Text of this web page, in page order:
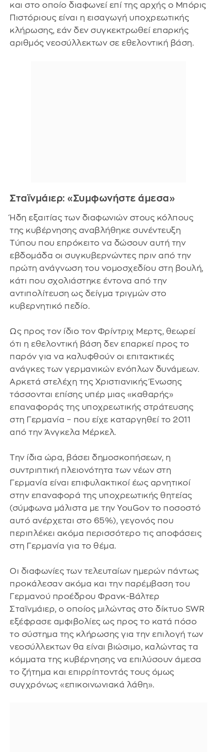
και στο οποίο διαφωνεί επί της αρχής ο Μπόρις
Πιστόριους είναι η εισαγωγή υποχρεωτικής
κλήρωσης, εάν δεν συγκεκτρωθεί επαρκής
αριθμός νεοσύλλεκτων σε εθελοντική βάση.
Σταϊνμάιερ: «Συμφωνήστε άμεσα»
Ήδη εξαιτίας των διαφωνιών στους κόλπους
της κυβέρνησης αναβλήθηκε συνέντευξη
Τύπου που επρόκειτο να δώσουν αυτή την
εβδομάδα οι συγκυβερνώντες πριν από την
πρώτη ανάγνωση του νομοσχεδίου στη βουλή,
κάτι που σχολιάστηκε έντονα από την
αντιπολίτευση ως δείγμα τριγμών στο
κυβερνητικό πεδίο.
Ως προς τον ίδιο τον Φρίντριχ Μερτς, θεωρεί
ότι η εθελοντική βάση δεν επαρκεί προς το
παρόν για να καλυφθούν οι επιτακτικές
ανάγκες των γερμανικών ενόπλων δυνάμεων.
Αρκετά στελέχη της Χριστιανικής Ένωσης
τάσσονται επίσης υπέρ μιας «καθαρής»
επαναφοράς της υποχρεωτικής στράτευσης
στη Γερμανία – που είχε καταργηθεί το 2011
από την Άνγκελα Μέρκελ.
Την ίδια ώρα, βάσει δημοσκοπήσεων, η
συντριπτική πλειονότητα των νέων στη
Γερμανία είναι επιφυλακτικοί έως αρνητικοί
στην επαναφορά της υποχρεωτικής θητείας
(σύμφωνα μάλιστα με την YouGov το ποσοστό
αυτό ανέρχεται στο 65%), γεγονός που
περιπλέκει ακόμα περισσότερο τις αποφάσεις
στη Γερμανία για το θέμα.
Οι διαφωνίες των τελευταίων ημερών πάντως
προκάλεσαν ακόμα και την παρέμβαση του
Γερμανού προέδρου Φρανκ-Bάλτερ
Σταϊνμάιερ, ο οποίος μιλώντας στο δίκτυο SWR
εξέφρασε αμφιβολίες ως προς το κατά πόσο
το σύστημα της κλήρωσης για την επιλογή των
νεοσύλλεκτων θα είναι βιώσιμο, καλώντας τα
κόμματα της κυβέρνησης να επιλύσουν άμεσα
το ζήτημα και επιρρίπτοντάς τους όμως
συγχρόνως «επικοινωνιακά λάθη».